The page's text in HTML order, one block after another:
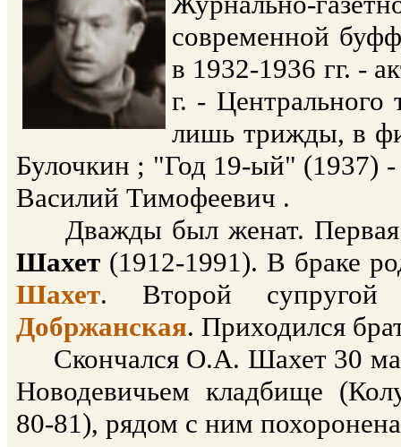
современной
в 1932-1936 гг. -
г. -
лишь трижды, в
Булочкин ; "Год 19-ый" (1937)
Василий Тимофеевич .
Дважды был женат. Первая
Шахет (1912-1991). В браке
Шахет. Второй
Добржанская. Приходился
Скончался О.А. Шахет 30
Новодевичьем кладбище
80-81), рядом с ним